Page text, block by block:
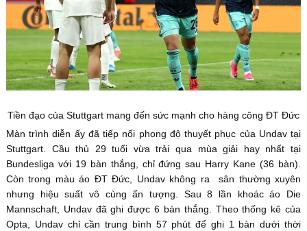
Tiền đạo của Stuttgart mang đến sức mạnh cho hàng công ĐT Đức
Màn trình diễn ấy đã tiếp nối phong độ thuyết phục của Undav tại
Stuttgart. Cầu thủ 29 tuổi vừa trải qua mùa giải hay nhất tại
Bundesliga với 19 bàn thắng, chỉ đứng sau Harry Kane (36 bàn).
Còn trong màu áo ĐT Đức, Undav không ra sân thường xuyên
nhưng hiệu suất vô cùng ấn tượng. Sau 8 lần khoác áo Die
Mannschaft, Undav đã ghi được 6 bàn thắng. Theo thống kê của
Opta, Undav chỉ cần trung bình 57 phút để ghi 1 bàn dưới thời